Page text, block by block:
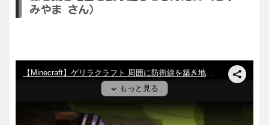
みやま さん）